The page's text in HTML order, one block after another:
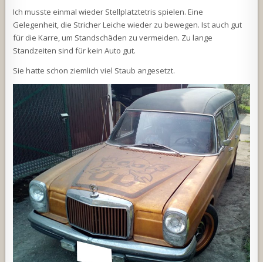
Ich musste einmal wieder Stellplatztetris spielen. Eine
Gelegenheit, die Stricher Leiche wieder zu bewegen. Ist auch gut
für die Karre, um Standschäden zu vermeiden. Zu lange
Standzeiten sind für kein Auto gut.
Sie hatte schon ziemlich viel Staub angesetzt.